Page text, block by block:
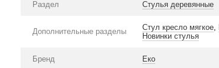
Раздел Стулья деревянные
Дополнительные разделы Стул кресло мягкое,
Новинки стулья
Бренд Еко